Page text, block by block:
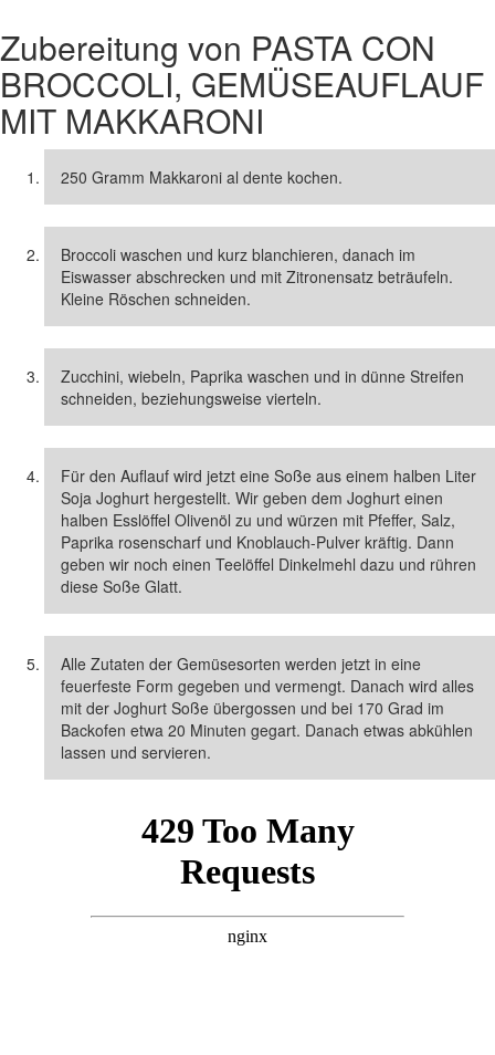
Zubereitung von PASTA CON
BROCCOLI, GEMÜSEAUFLAUF
MIT MAKKARONI
250 Gramm Makkaroni al dente kochen.
Broccoli waschen und kurz blanchieren, danach im
Eiswasser abschrecken und mit Zitronensatz beträufeln.
Kleine Röschen schneiden.
Zucchini, wiebeln, Paprika waschen und in dünne Streifen
schneiden, beziehungsweise vierteln.
Für den Auflauf wird jetzt eine Soße aus einem halben Liter
Soja Joghurt hergestellt. Wir geben dem Joghurt einen
halben Esslöffel Olivenöl zu und würzen mit Pfeffer, Salz,
Paprika rosenscharf und Knoblauch-Pulver kräftig. Dann
geben wir noch einen Teelöffel Dinkelmehl dazu und rühren
diese Soße Glatt.
Alle Zutaten der Gemüsesorten werden jetzt in eine
feuerfeste Form gegeben und vermengt. Danach wird alles
mit der Joghurt Soße übergossen und bei 170 Grad im
Backofen etwa 20 Minuten gegart. Danach etwas abkühlen
lassen und servieren.